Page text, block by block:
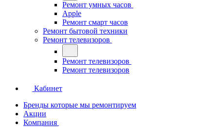
Ремонт умных часов
Apple
Ремонт смарт часов
Ремонт бытовой техники
Ремонт телевизоров
Ремонт телевизоров
Ремонт телевизоров
Кабинет
Бренды которые мы ремонтируем
Акции
Компания